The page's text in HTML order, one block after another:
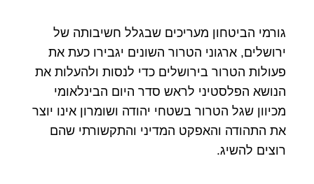
גורמי הביטחון מעריכים שבגלל חשיבותה של
ירושלים, ארגוני הטרור השונים יגבירו כעת את
פעולות הטרור בירושלים כדי לנסות ולהעלות את
הנושא הפלסטיני לראש סדר היום הבינלאומי
מכיוון שגל הטרור בשטחי יהודה ושומרון אינו יוצר
את התהודה והאפקט המדיני והתקשורתי שהם
רוצים להשיג.